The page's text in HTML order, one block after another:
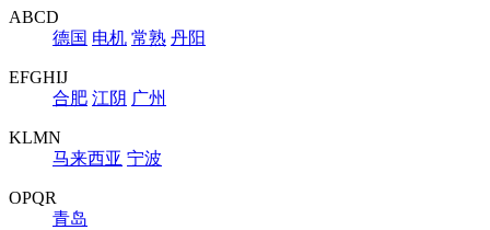
ABCD
德国 电机 常熟 丹阳
EFGHIJ
合肥 江阴 广州
KLMN
马来西亚 宁波
OPQR
青岛